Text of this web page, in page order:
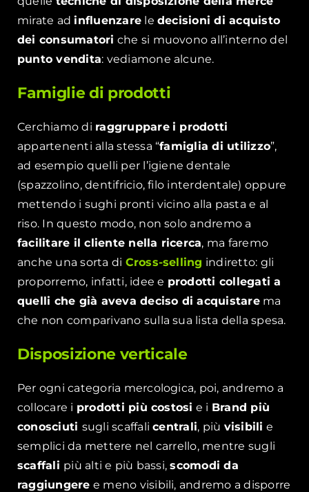
mirate adinfluenzare le decisioni di acquisto
dei consumatori che si muovono all’interno del
punto vendita: vediamone alcune.
Famiglie di prodotti
Cerchiamo di raggruppare i prodotti
appartenenti alla stessa “famiglia di utilizzo”,
ad esempio quelli per l’igiene dentale
(spazzolino, dentifricio, filo interdentale) oppure
mettendo i sughi pronti vicino alla pasta e al
riso. In questo modo, non solo andremo a
facilitare il cliente nella ricerca, ma faremo
anche una sorta di Cross-selling indiretto: gli
proporremo, infatti, idee e prodotti collegati a
quelli che già aveva deciso di acquistarema
che non comparivano sulla sua lista della spesa.
Disposizione verticale
Per ogni categoria mercologica, poi, andremo a
collocare i prodotti più costosi e i Brand più
conosciuti sugli scaffalicentrali, più visibili e
semplici da mettere nel carrello, mentre sugli
scaffali più alti e più bassi,scomodi da
raggiungere e meno visibili, andremo a disporre